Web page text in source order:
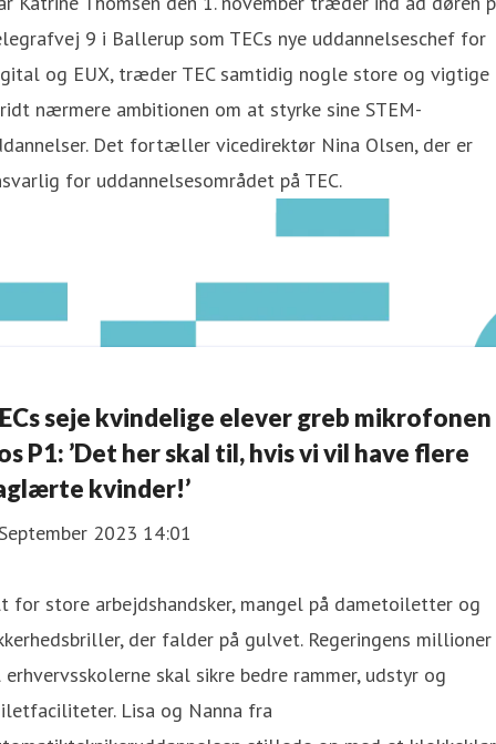
9 i Ballerup som TECs nye uddannelseschef for
og EUX, træder TEC samtidig nogle store og vigtige
nærmere ambitionen om at styrke sine STEM-
Det fortæller vicedirektør Nina Olsen, der er
for uddannelsesområdet på TEC.
seje kvindelige elever greb mikrofonen
P1: ’Det her skal til, hvis vi vil have flere
kvinder!’
2023 14:01
for store arbejdshandsker, mangel på dametoiletter og
der falder på gulvet. Regeringens millioner
skal sikre bedre rammer, udstyr og
Lisa og Nanna fra